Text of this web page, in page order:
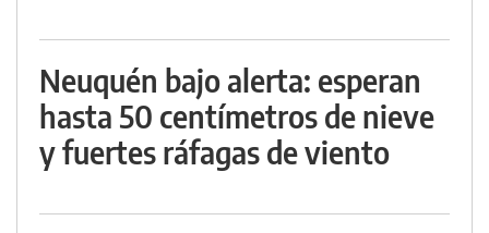
Neuquén bajo alerta: esperan
hasta 50 centímetros de nieve
y fuertes ráfagas de viento